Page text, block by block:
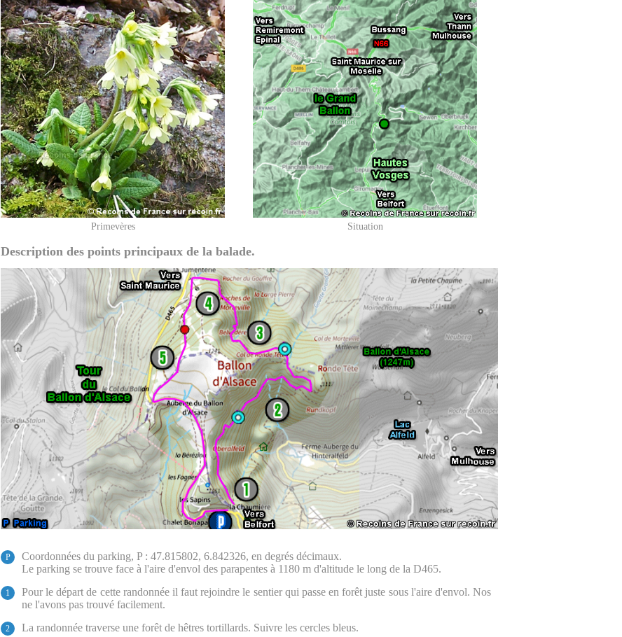
Primevères Situation
Description des points principaux de la balade.
P
Coordonnées du parking, P : 47.815802, 6.842326, en degrés décimaux.
Le parking se trouve face à l'aire d'envol des parapentes à 1180 m d'altitude le long de la D465.
1
Pour le départ de cette randonnée il faut rejoindre le sentier qui passe en forêt juste sous l'aire d'envol. Nos
ne l'avons pas trouvé facilement.
2 La randonnée traverse une forêt de hêtres tortillards. Suivre les cercles bleus.